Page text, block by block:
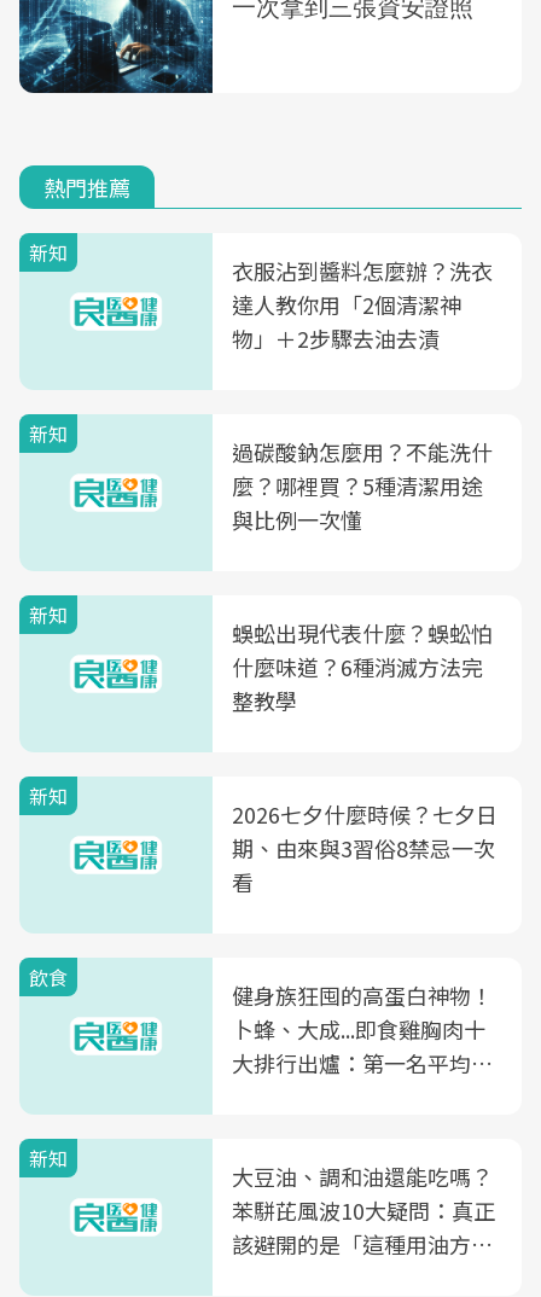
熱門推薦
新知
衣服沾到醬料怎麼辦？洗衣
達人教你用「2個清潔神
物」＋2步驟去油去漬
新知
過碳酸鈉怎麼用？不能洗什
麼？哪裡買？5種清潔用途
與比例一次懂
新知
蜈蚣出現代表什麼？蜈蚣怕
什麼味道？6種消滅方法完
整教學
新知
2026七夕什麼時候？七夕日
期、由來與3習俗8禁忌一次
看
飲食
健身族狂囤的高蛋白神物！
卜蜂、大成...即食雞胸肉十
大排行出爐：第一名平均一
新知
大豆油、調和油還能吃嗎？
苯駢芘風波10大疑問：真正
該避開的是「這種用油方